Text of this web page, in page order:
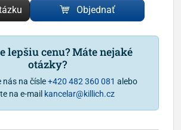
Objednať
lepšiu cenu? Máte nejaké
otázky?
na čísle+420 482 360 081 alebo
na e-mail kancelar@killich.cz